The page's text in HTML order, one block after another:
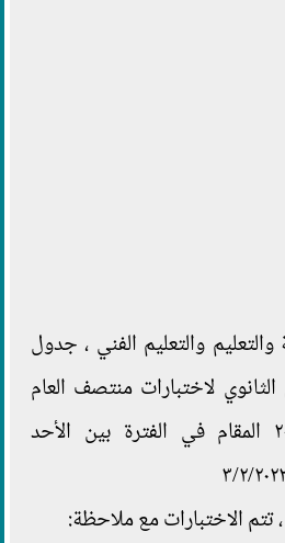
والتعليم والتعليم الفني ، جدول
لاختبارات منتصف العام
للعام الدراسي ٢٠٢١٢٠٢٢ المقام في الفترة بين الأحد
، تتم الاختبارات مع ملاحظة: